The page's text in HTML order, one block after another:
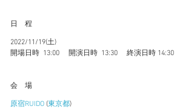
日　程
2022/11/19(土)
開場日時  13:00　 開演日時  13:30　 終演日時 14:30
会　場
原宿RUIDO (東京都)